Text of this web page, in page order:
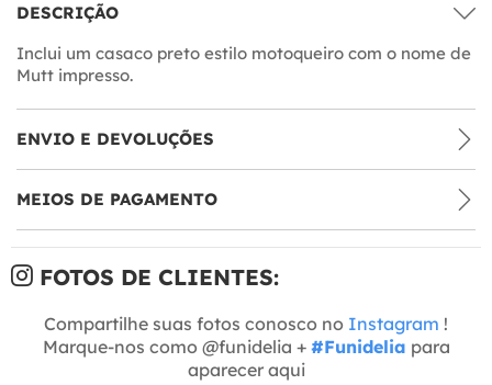
DESCRIÇÃO
Inclui um casaco preto estilo motoqueiro com o nome de
Mutt impresso.
ENVIO E DEVOLUÇÕES
MEIOS DE PAGAMENTO
FOTOS DE CLIENTES:
Compartilhe suas fotos conosco no Instagram !
Marque-nos como @funidelia + #Funidelia para
aparecer aqui